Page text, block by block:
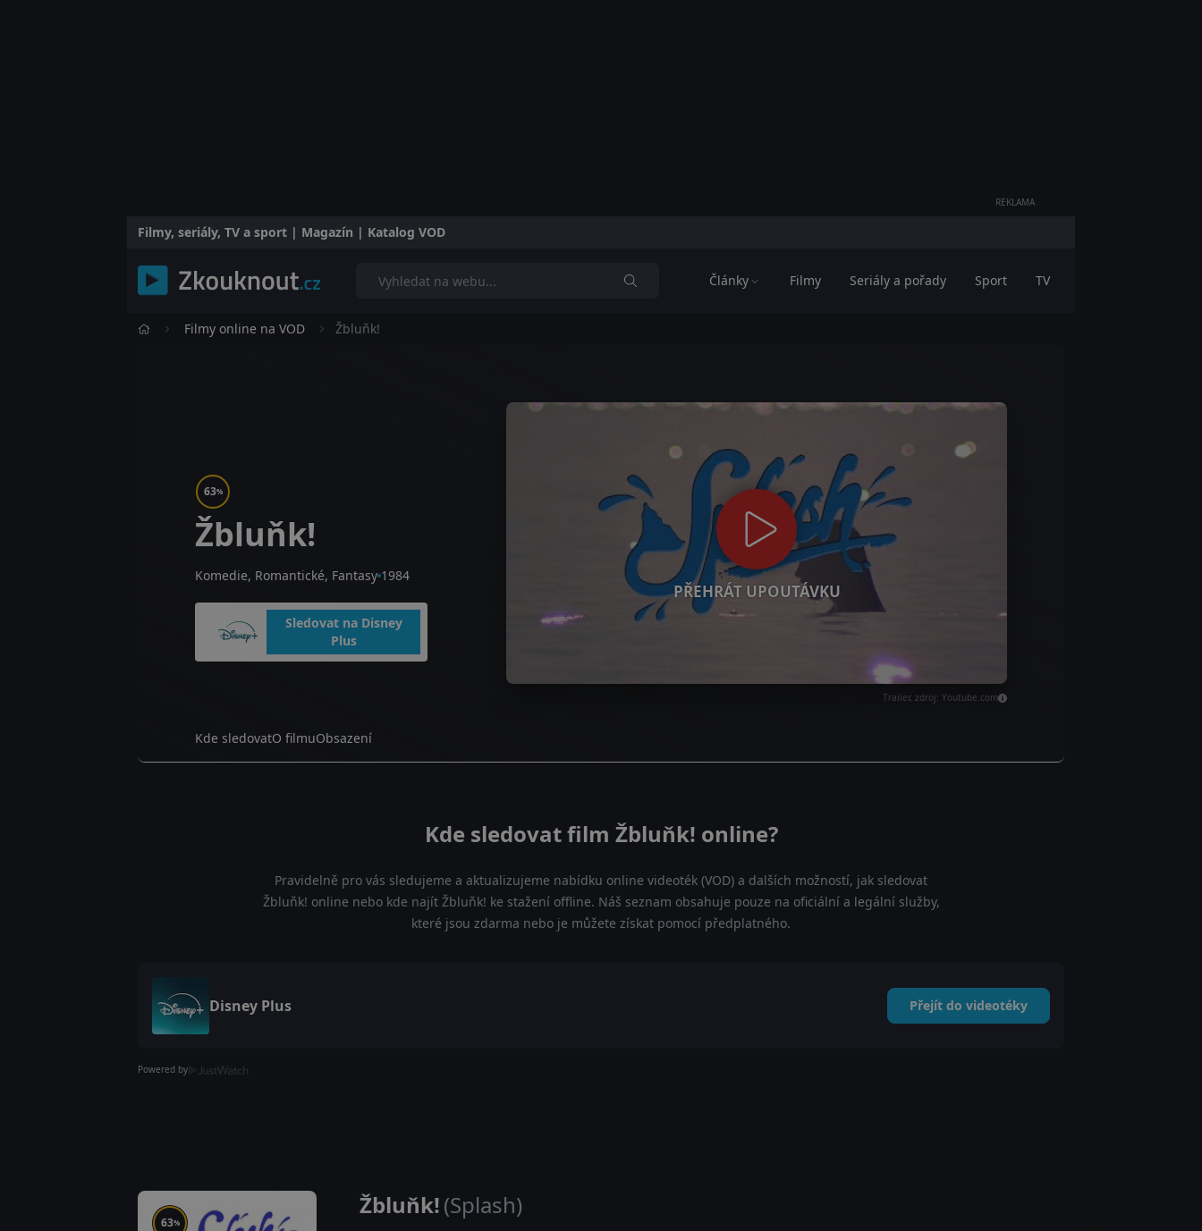
REKLAMA
Filmy, seriály, TV a sport | Magazín | Katalog VOD
Články Filmy Seriály a pořady Sport TV
Filmy online na VOD Žbluňk!
PŘEHRÁT UPOUTÁVKU
Trailer, zdroj: Youtube.com
63%
Žbluňk!
Komedie, Romantické, Fantasy 1984
Sledovat na Disney
Plus
Kde sledovatO filmuObsazení
Kde sledovat film Žbluňk! online?
Pravidelně pro vás sledujeme a aktualizujeme nabídku online videoték (VOD) a dalších možností, jak sledovat
Žbluňk! online nebo kde najít Žbluňk! ke stažení offline. Náš seznam obsahuje pouze na oficiální a legální služby,
které jsou zdarma nebo je můžete získat pomocí předplatného.
Disney Plus Přejít do videotéky
Powered by
63%
Žbluňk!(Splash)